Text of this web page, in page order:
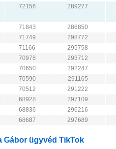
72156 289277
71843
286850
71749
298772
71166
295758
70978
293712
70650
292247
70590
291165
70512
291222
68928
297109
68836
296216
68687 297689
Gábor ügyvéd TikTok